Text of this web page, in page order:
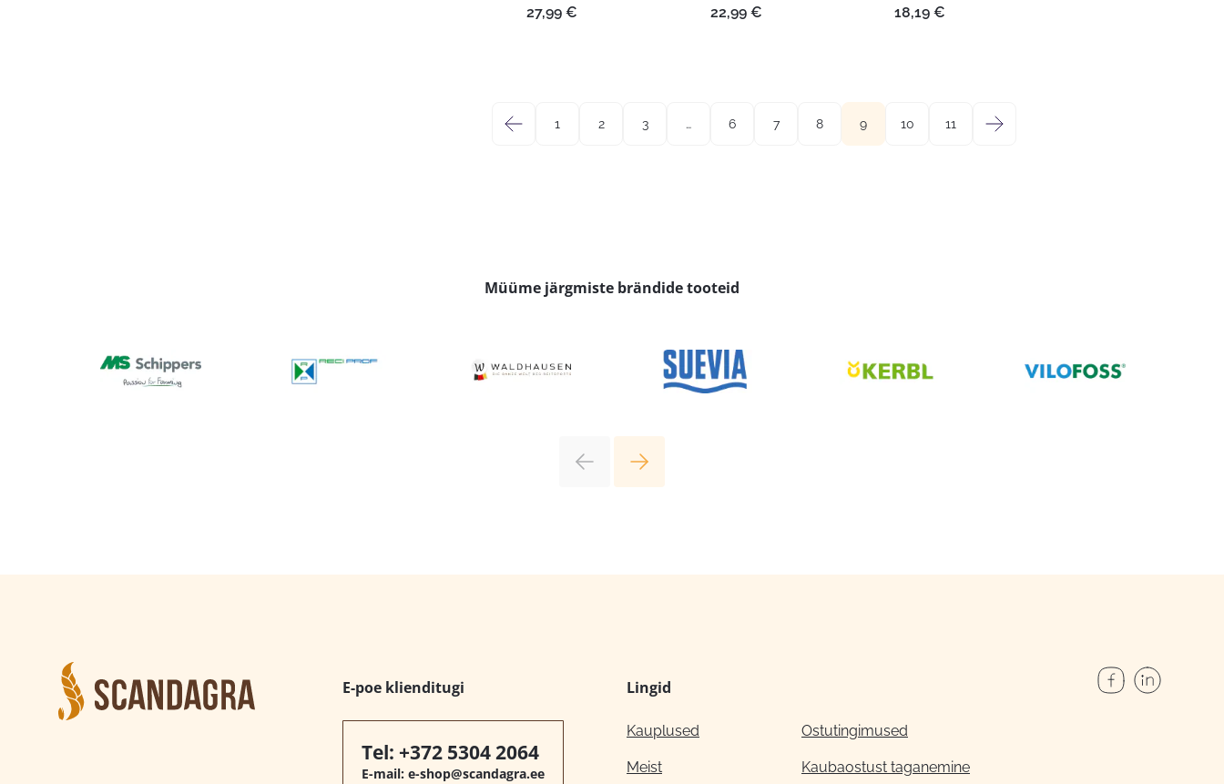
27,99 € 22,99 € 18,19 €
← 1 2 3 … 6 7 8 9 10 11 →
Müüme järgmiste brändide tooteid
E-poe klienditugi
Tel: +372 5304 2064
E-mail: e-shop@scandagra.ee
Lingid
Kauplused
Meist
Ostutingimused
Kaubaostust taganemine